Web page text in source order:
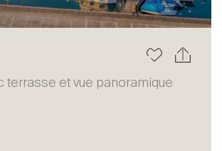
terrasse et vue panoramique